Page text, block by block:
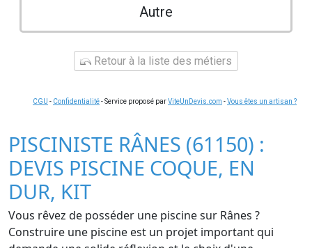
Autre
Retour à la liste des métiers
CGU - Confidentialité- Service proposé parViteUnDevis.com -Vous êtes un artisan ?
PISCINISTE RÂNES (61150) :
DEVIS PISCINE COQUE, EN
DUR, KIT
Vous rêvez de posséder une piscine sur Rânes ?
Construire une piscine est un projet important qui